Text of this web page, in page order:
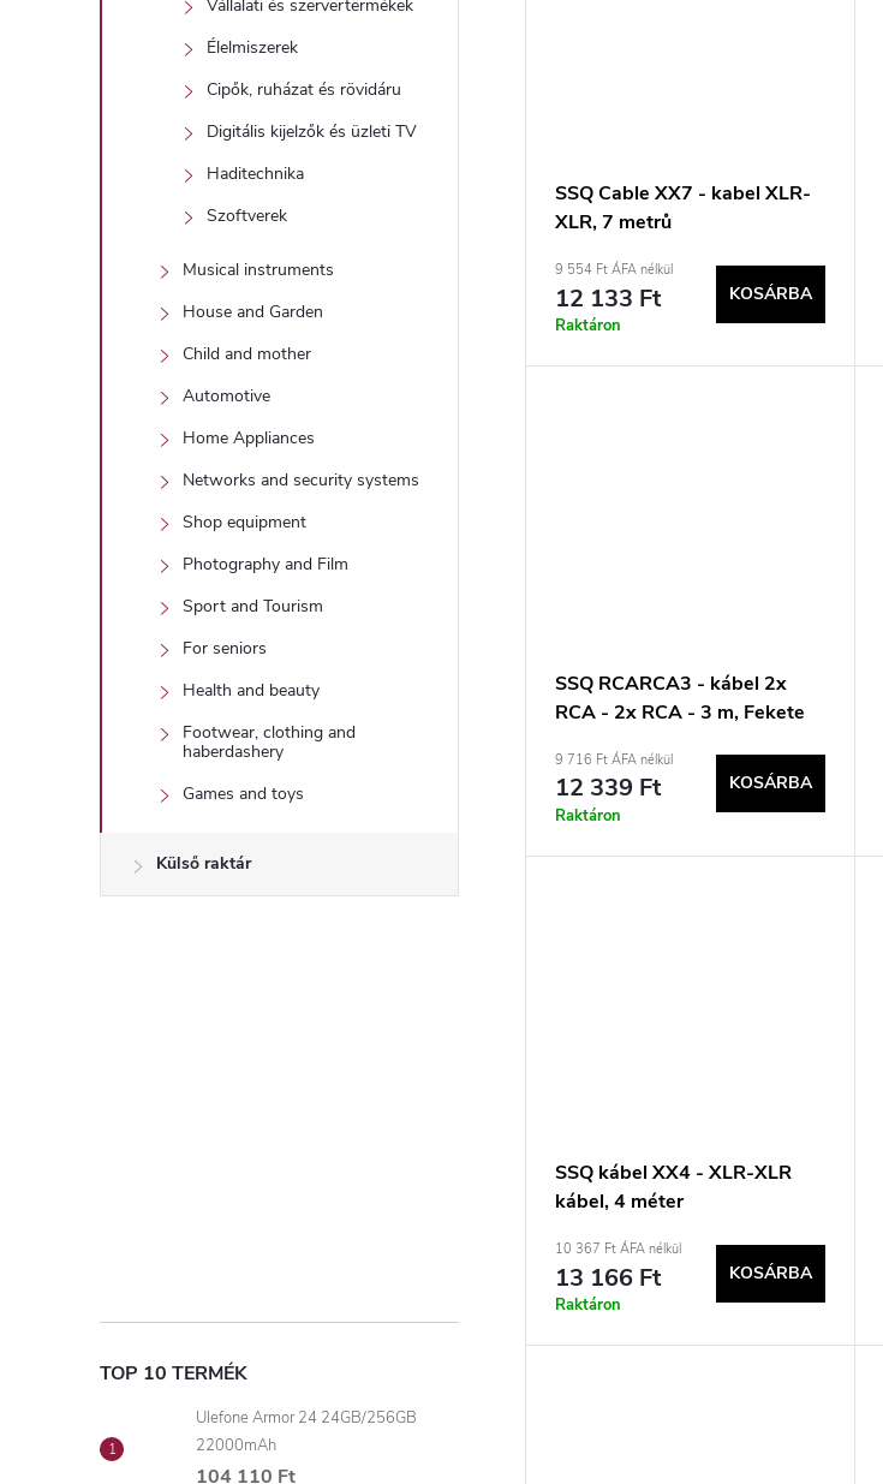
Vállalati és szervertermékek
Élelmiszerek
Cipők, ruházat és rövidáru
Digitális kijelzők és üzleti TV
Haditechnika
Szoftverek
Musical instruments
House and Garden
Child and mother
Automotive
Home Appliances
Networks and security systems
Shop equipment
Photography and Film
Sport and Tourism
For seniors
Health and beauty
Footwear, clothing and
haberdashery
Games and toys
Külső raktár
TOP 10 TERMÉK
Ulefone Armor 24 24GB/256GB
22000mAh
104 110 Ft
SSQ Cable XX7 - kabel XLR-
XLR, 7 metrů
9 554 Ft ÁFA nélkül
12 133 Ft
Raktáron
KOSÁRBA
SSQ RCARCA3 - kábel 2x
RCA - 2x RCA - 3 m, Fekete
9 716 Ft ÁFA nélkül
12 339 Ft
Raktáron
KOSÁRBA
SSQ kábel XX4 - XLR-XLR
kábel, 4 méter
10 367 Ft ÁFA nélkül
13 166 Ft
Raktáron
KOSÁRBA